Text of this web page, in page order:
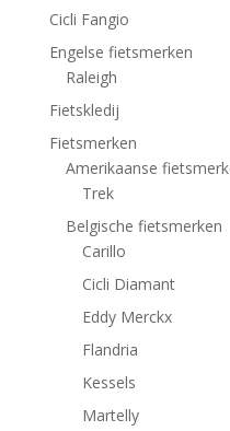
Cicli Fangio
Engelse fietsmerken
Raleigh
Fietskledij
Fietsmerken
Amerikaanse
Trek
Belgische fietsmerken
Carillo
Cicli Diamant
Eddy Merckx
Flandria
Kessels
Martelly